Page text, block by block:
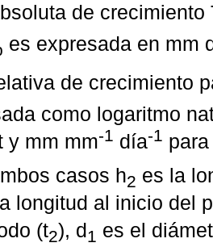
de crecimiento
es expresada en mm
de crecimiento
como logaritmo
y mm mm-1 día-1
casos h2 es la
longitud al inicio del
(t2), d1 es el